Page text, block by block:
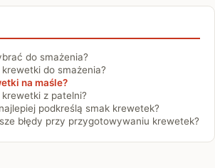
do smażenia?
do smażenia?
na maśle?
z patelni?
podkreślą smak krewetek?
błędy przy przygotowywaniu krewetek?